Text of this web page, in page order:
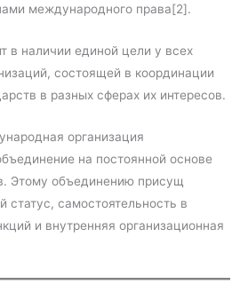
международного права[2].
в наличии единой цели у всех
состоящей в координации
в разных сферах их интересов.
организация
на постоянной основе
Этому объединению присущ
статус, самостоятельность в
и внутренняя организационная